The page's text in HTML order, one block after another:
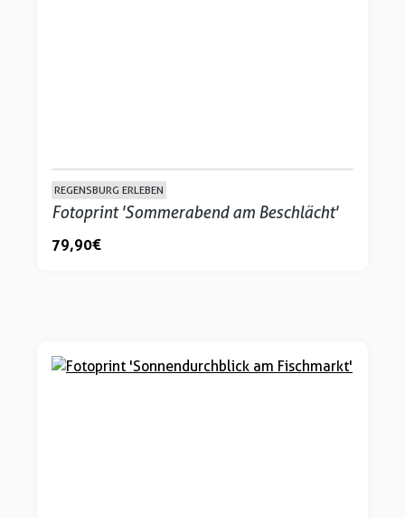
REGENSBURG ERLEBEN
Fotoprint 'Sommerabend am Beschlächt'
79,90 €